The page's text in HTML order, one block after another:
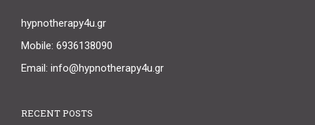
hypnotherapy4u.gr
Mobile: 6936138090
Email: info@hypnotherapy4u.gr
RECENT POSTS